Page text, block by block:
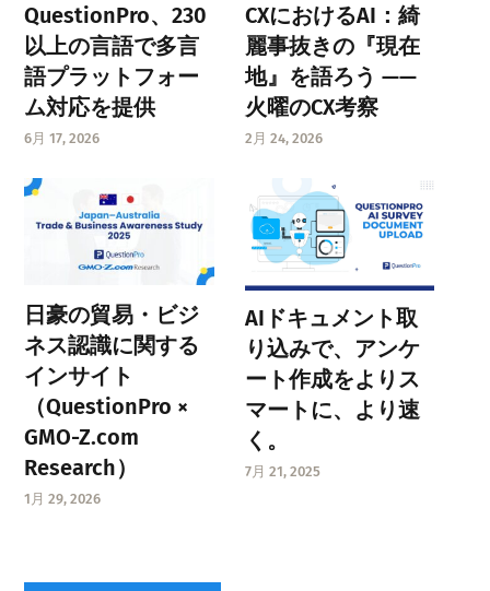
QuestionPro、230
以上の言語で多言
語プラットフォー
ム対応を提供
6月 17, 2026
CXにおけるAI：綺
麗事抜きの『現在
地』を語ろう ——
火曜のCX考察
2月 24, 2026
日豪の貿易・ビジ
ネス認識に関する
インサイト
（QuestionPro ×
GMO-Z.com
Research）
1月 29, 2026
AIドキュメント取
り込みで、アンケ
ート作成をよりス
マートに、より速
く。
7月 21, 2025